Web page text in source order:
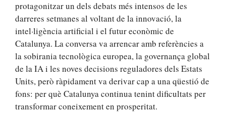
protagonitzar un dels debats més intensos de les
darreres setmanes al voltant de la innovació, la
intel·ligència artificial i el futur econòmic de
Catalunya. La conversa va arrencar amb referències a
la sobirania tecnològica europea, la governança global
de la IA i les noves decisions reguladores dels Estats
Units, però ràpidament va derivar cap a una qüestió de
fons: per què Catalunya continua tenint dificultats per
transformar coneixement en prosperitat.